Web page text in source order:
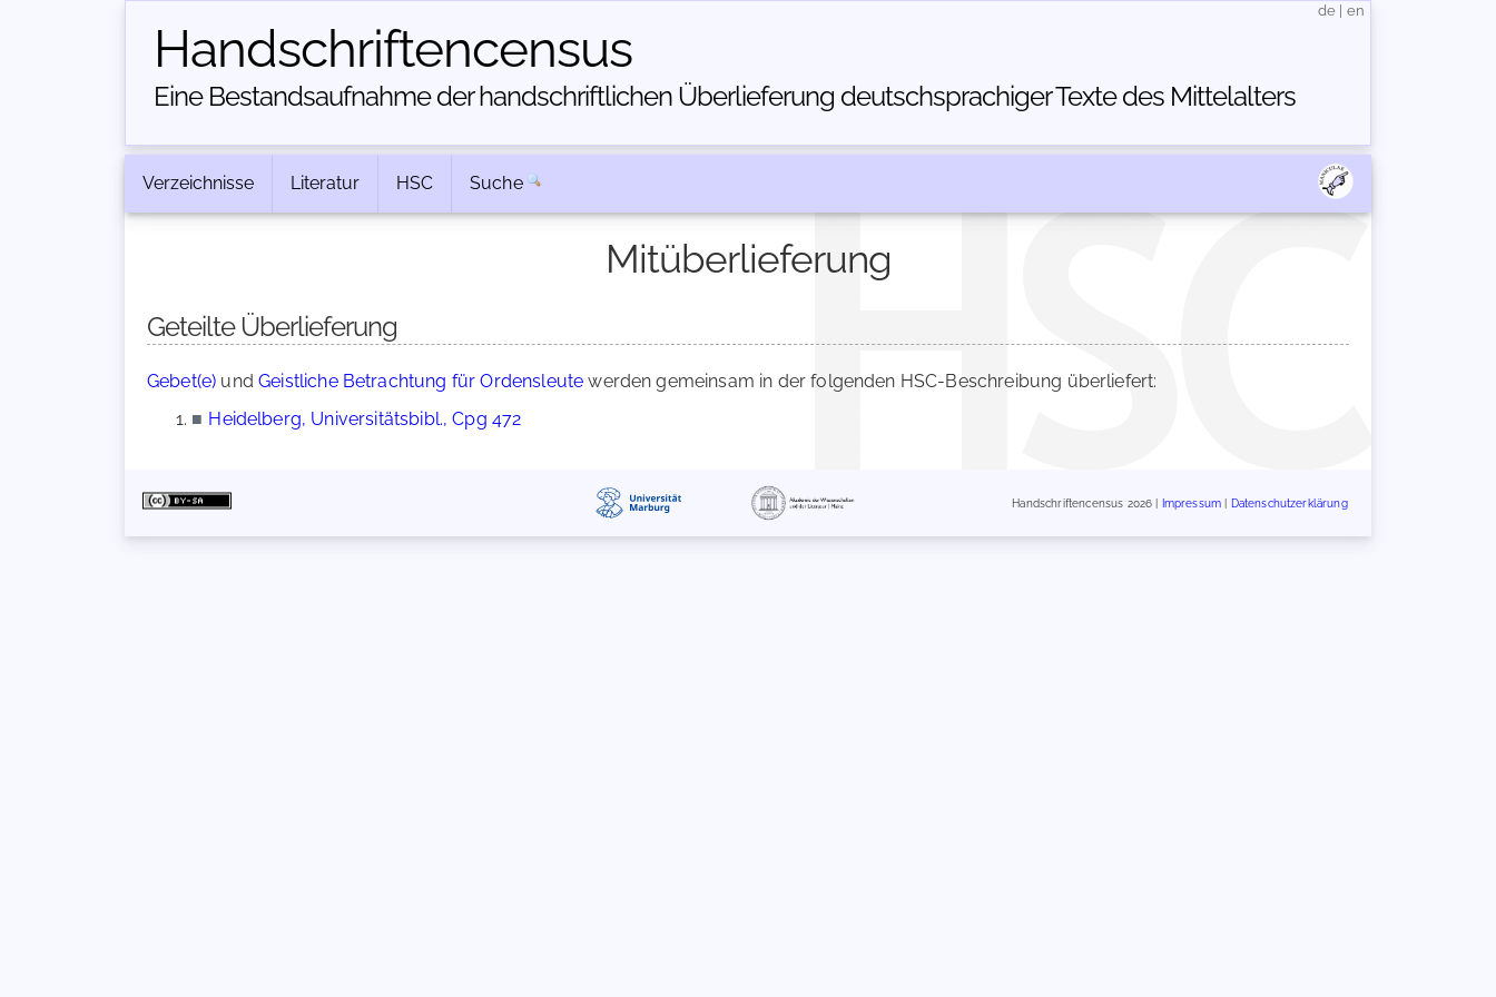
Handschriften­census
Eine Bestandsaufnahme der handschriftlichen Über­lieferung deutschsprachiger Texte des Mittelalters
de en
Verzeichnisse Literatur HSC Suche
Mitüberlieferung
Geteilte Überlieferung
Gebet(e) undGeistliche Betrachtung für Ordensleute werden gemeinsam in der folgenden HSC-Beschreibung überliefert:
■ Heidelberg, Universitätsbibl., Cpg 472
Handschriftencensus 2026 | Impressum Datenschutzerklärung